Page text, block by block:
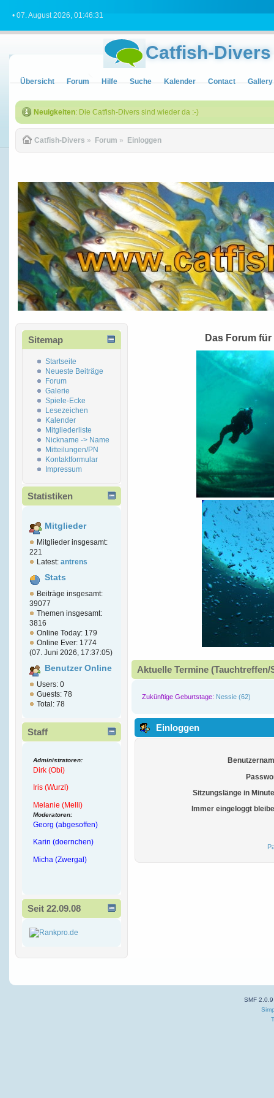
• 07. August 2026, 01:46:31
Catfish-Divers
Übersicht Forum Hilfe Suche Kalender Contact Gallery
Neuigkeiten: Die Catfish-Divers sind wieder da :-)
Catfish-Divers » Forum » Einloggen
Sitemap
Startseite
Neueste Beiträge
Forum
Galerie
Spiele-Ecke
Lesezeichen
Kalender
Mitgliederliste
Nickname -> Name
Mitteilungen/PN
Kontaktformular
Impressum
Statistiken
Mitglieder
Mitglieder insgesamt:
221
Latest: antrens
Stats
Beiträge insgesamt:
39077
Themen insgesamt:
3816
Online Today: 179
Online Ever: 1774
(07. Juni 2026, 17:37:05)
Benutzer Online
Users: 0
Guests: 78
Total: 78
Staff
Administratoren:
Dirk (Obi)
Iris (Wurzl)
Melanie (Melli)
Moderatoren:
Georg (abgesoffen)
Karin (doernchen)
Micha (Zwergal)
Seit 22.09.08
Das Forum
Aktuelle Termine
Zukünftige Geburtstage: Nessie (62)
Einloggen
Sitzungslänge in
Immer eingeloggt
SMF 2.0.9